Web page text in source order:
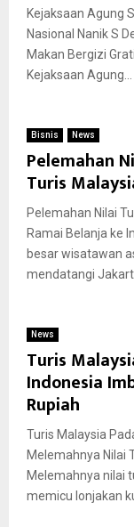
Kejaksaan Agung
Nasional Nanik S
Makan Bergizi
Kejaksaan Agung...
Bisnis News
Pelemahan
Turis
Pelemahan Nilai
Ramai Belanja ke
besar wisatawan
mendatangi
News
Turis
Indonesia
Rupiah
Turis Malaysia
Melemahnya Nilai
Melemahnya nilai
memicu lonjakan